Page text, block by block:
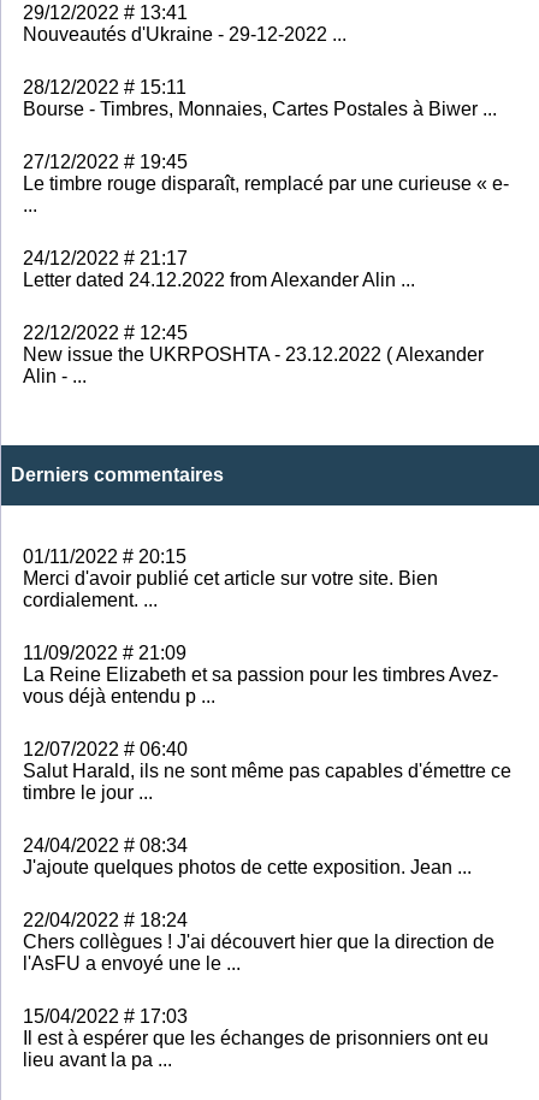
29/12/2022 # 13:41
Nouveautés d'Ukraine - 29-12-2022 ...
28/12/2022 # 15:11
Bourse - Timbres, Monnaies, Cartes Postales à Biwer ...
27/12/2022 # 19:45
Le timbre rouge disparaît, remplacé par une curieuse « e-
...
24/12/2022 # 21:17
Letter dated 24.12.2022 from Alexander Alin ...
22/12/2022 # 12:45
New issue the UKRPOSHTA - 23.12.2022 ( Alexander
Alin - ...
Derniers commentaires
01/11/2022 # 20:15
Merci d'avoir publié cet article sur votre site. Bien
cordialement. ...
11/09/2022 # 21:09
La Reine Elizabeth et sa passion pour les timbres Avez-
vous déjà entendu p ...
12/07/2022 # 06:40
Salut Harald, ils ne sont même pas capables d'émettre ce
timbre le jour ...
24/04/2022 # 08:34
J'ajoute quelques photos de cette exposition. Jean ...
22/04/2022 # 18:24
Chers collègues ! J'ai découvert hier que la direction de
l'AsFU a envoyé une le ...
15/04/2022 # 17:03
Il est à espérer que les échanges de prisonniers ont eu
lieu avant la pa ...